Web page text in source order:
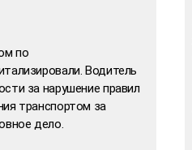
по
Водитель
за нарушение правил
транспортом за
дело.